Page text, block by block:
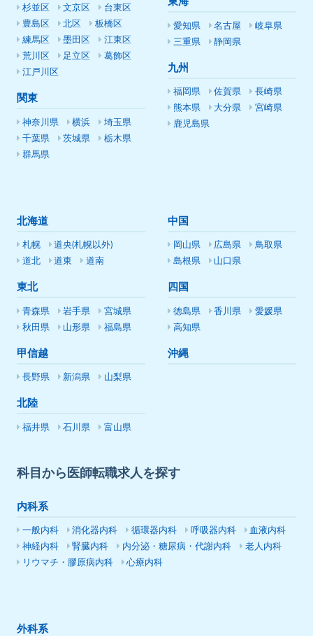
杉並区
文京区
台東区
豊島区
北区
板橋区
練馬区
墨田区
江東区
荒川区
足立区
葛飾区
江戸川区
関東
神奈川県 横浜
埼玉県
千葉県
茨城県
栃木県
群馬県
愛知県 名古屋
岐阜県
三重県
静岡県
九州
福岡県 佐賀県
長崎県
熊本県
大分県
宮崎県
鹿児島県
北海道
札幌
道央(札幌以外)
道北
道東 道南
東北
青森県 岩手県
宮城県
秋田県
山形県 福島県
甲信越
長野県 新潟県 山梨県
北陸
福井県 石川県 富山県
中国
岡山県 広島県
鳥取県
島根県
山口県
四国
徳島県 香川県
愛媛県
高知県
沖縄
科目から医師転職求人を探す
内科系
一般内科 消化器内科 循環器内科 呼吸器内科
血液内科
神経内科
腎臓内科 内分泌・糖尿病・代謝内科
老人内科
リウマチ・膠原病内科
心療内科
外科系